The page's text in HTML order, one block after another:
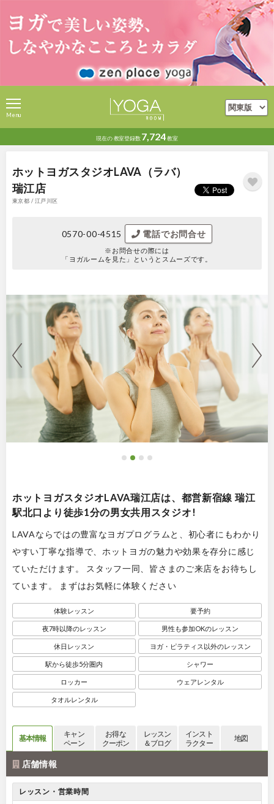
現在の教室登録数 7,724教室
Menu
ホットヨガスタジオLAVA（ラバ）
瑞江店
東京都 / 江戸川区
0570-00-4515 電話でお問合せ
※お問合せの際には
「ヨガルームを見た」というとスムーズです。
ホットヨガスタジオLAVA瑞江店は、都営新宿線 瑞江
駅北口より徒歩1分の男女共用スタジオ!
LAVAならではの豊富なヨガプログラムと、初心者にもわかり
やすい丁寧な指導で、ホットヨガの魅力や効果を存分に感じ
ていただけます。 スタッフ一同、皆さまのご来店をお待ちし
ています。 まずはお気軽に体験ください
体験レッスン 要予約
夜7時以降のレッスン 男性も参加OKのレッスン
休日レッスン ヨガ・ピラティス以外のレッスン
駅から徒歩5分圏内 シャワー
ロッカー ウェアレンタル
タオルレンタル
基本情報
キャン
ペーン
お得な
クーポン
レッスン
＆ブログ
インスト
ラクター
地図
店舗情報
レッスン・営業時間